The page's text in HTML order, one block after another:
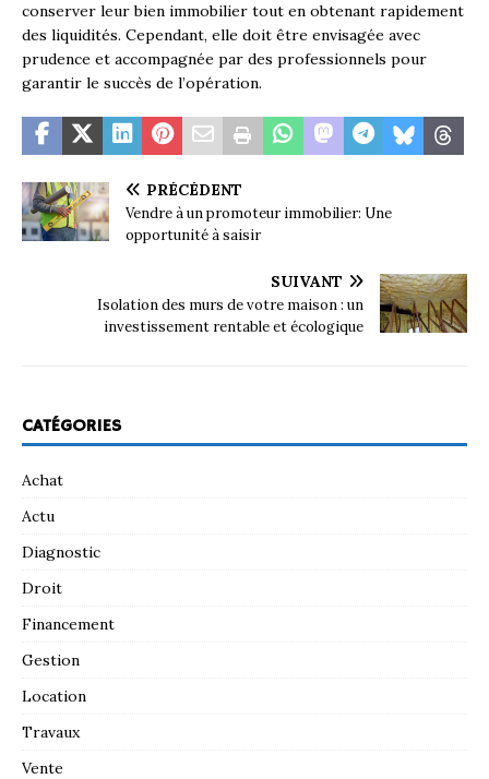
conserver leur bien immobilier tout en obtenant rapidement
des liquidités. Cependant, elle doit être envisagée avec
prudence et accompagnée par des professionnels pour
garantir le succès de l’opération.
PRÉCÉDENT
Vendre à un promoteur immobilier: Une
opportunité à saisir
SUIVANT
Isolation des murs de votre maison : un
investissement rentable et écologique
CATÉGORIES
Achat
Actu
Diagnostic
Droit
Financement
Gestion
Location
Travaux
Vente